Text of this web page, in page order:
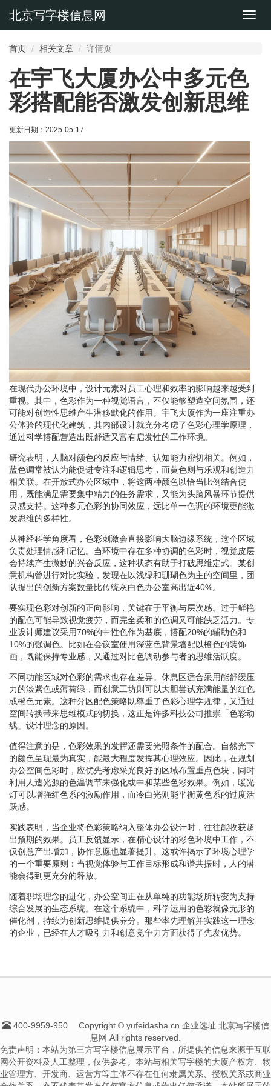
切
北京写字楼信息网
首页 相关文章 详情页
在宇飞大厦办公中多元色
彩搭配能否激发创新思维
更新日期： 2025-05-17
在现代办公环境中，设计元素对员工心理和效率的影响越来越受到
重视。其中，色彩作为一种视觉语言，不仅能够塑造空间氛围，还
可能对创造性思维产生潜移默化的作用。宇飞大厦作为一座注重办
公体验的现代化建筑，其内部设计就充分考虑了色彩心理学原理，
通过科学搭配营造出既舒适又富有启发性的工作环境。
研究表明，人脑对颜色的反应与情绪、认知能力密切相关。例如，
蓝色调常被认为能促进专注和逻辑思考，而黄色则与乐观和创造力
相关联。在开放式办公区域中，将这两种颜色以恰当比例结合使
用，既能满足需要集中精力的任务需求，又能为头脑风暴环节提供
灵感支持。这种多元色彩的协同效应，远比单一色调的环境更能激
发思维的多样性。
从神经科学角度看，色彩刺激会直接影响大脑边缘系统，这个区域
负责处理情感和记忆。当环境中存在多种协调的色彩时，视觉皮层
会持续产生微妙的兴奋反应，这种状态有助于打破思维定式。某创
意机构曾进行对比实验，发现在以浅绿和珊瑚色为主的空间里，团
队提出的创新方案数量比传统灰白色办公室高出近40%。
要实现色彩对创新的正向影响，关键在于平衡与层次感。过于鲜艳
的配色可能导致视觉疲劳，而完全柔和的色调又可能缺乏活力。专
业设计师建议采用70%的中性色作为基底，搭配20%的辅助色和
10%的强调色。比如在会议室使用深蓝色背景墙配以橙色的装饰
画，既能保持专业感，又通过对比色调动参与者的思维活跃度。
不同功能区域对色彩的需求也存在差异。休息区适合采用能舒缓压
力的淡紫色或薄荷绿，而创意工坊则可以大胆尝试充满能量的红色
或橙色元素。这种分区配色策略既尊重了色彩心理学规律，又通过
空间转换带来思维模式的切换，这正是许多科技公司推崇「色彩动
线」设计理念的原因。
值得注意的是，色彩效果的发挥还需要光照条件的配合。自然光下
的颜色呈现最为真实，能最大程度发挥其心理效应。因此，在规划
办公空间色彩时，应优先考虑采光良好的区域布置重点色块，同时
利用人造光源的色温调节来强化或中和某些色彩效果。例如，暖光
灯可以增强红色系的激励作用，而冷白光则能平衡黄色系的过度活
跃感。
实践表明，当企业将色彩策略纳入整体办公设计时，往往能收获超
出预期的效果。员工反馈显示，在精心设计的彩色环境中工作，不
仅创意产出增加，协作意愿也显著提升。这或许揭示了环境心理学
的一个重要原则：当视觉体验与工作目标形成和谐共振时，人的潜
能会得到更充分的释放。
随着职场理念的进化，办公空间正在从单纯的功能场所转变为支持
综合发展的生态系统。在这个系统中，科学运用的色彩就像无形的
催化剂，持续为创新思维提供养分。那些率先理解并实践这一理念
的企业，已经在人才吸引力和创意竞争力方面获得了先发优势。
400-9959-950
Copyright © yufeidasha.cn 企业选址 北京写字楼信
息网 All rights reserved.
免责声明：本站为第三方写字楼信息展示平台，所提供的信息来源于互联
网公开资料及人工整理，仅供参考。本站与相关写字楼的大厦产权方、物
业管理方、开发商、运营方等主体不存在任何隶属关系、授权关系或商业